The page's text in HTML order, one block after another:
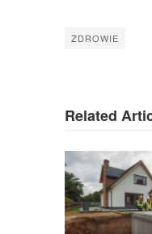
ZDROWIE
Related